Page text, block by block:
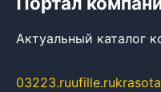
Актуальный каталог
03223.ruufille.ru